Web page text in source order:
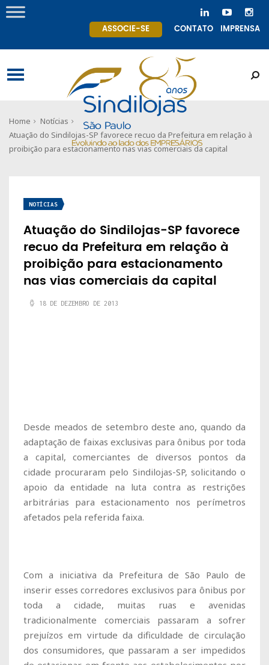
ASSOCIE-SE CONTATO IMPRENSA
Home
Notícias
Atuação do Sindilojas-SP favorece recuo da Prefeitura em relação à
proibição para estacionamento nas vias comerciais da capital
NOTÍCIAS
Atuação do Sindilojas-SP favorece
recuo da Prefeitura em relação à
proibição para estacionamento
nas vias comerciais da capital
18 DE DEZEMBRO DE 2013
Desde meados de setembro deste ano, quando da
adaptação de faixas exclusivas para ônibus por toda
a capital, comerciantes de diversos pontos da
cidade procuraram pelo Sindilojas-SP, solicitando o
apoio da entidade na luta contra as restrições
arbitrárias para estacionamento nos perímetros
afetados pela referida faixa.
Com a iniciativa da Prefeitura de São Paulo de
inserir esses corredores exclusivos para ônibus por
toda a cidade, muitas ruas e avenidas
tradicionalmente comerciais passaram a sofrer
prejuízos em virtude da dificuldade de circulação
dos consumidores, que passaram a ser impedidos